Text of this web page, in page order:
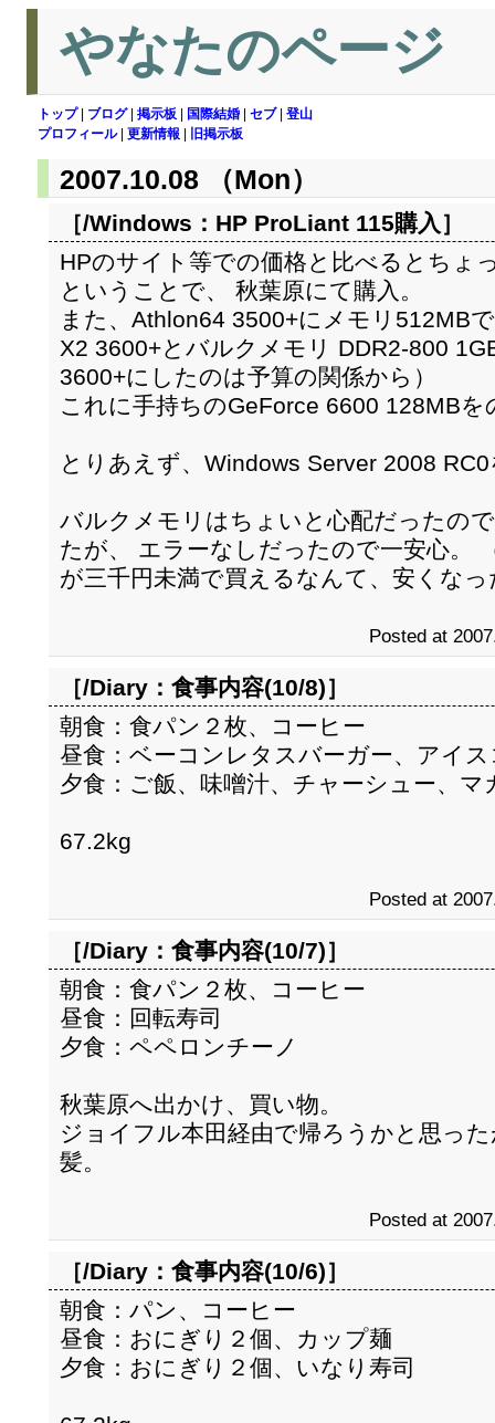
やなたのページ
トップ| ブログ| 掲示板 国際結婚 セブ| 登山
プロフィール| 更新情報 旧掲示板
2007.10.08 （Mon）
［/Windows： HP ProLiant 115購入 ］
HPのサイト等での価格と比べるとちょ
ということで、 秋葉原にて購入。
また、Athlon64 3500+にメモリ512MB
X2 3600+とバルクメモリ DDR2-800
3600+にしたのは予算の関係から）
これに手持ちのGeForce 6600 128MB
とりあえず、Windows Server 2008
バルクメモリはちょいと心配だったの
たが、 エラーなしだったので一安心。
が三千円未満で買えるなんて、安くな
Posted at
［/Diary： 食事内容(10/8)］
朝食：食パン２枚、コーヒー
昼食：ベーコンレタスバーガー、アイ
夕食：ご飯、味噌汁、チャーシュー、
67.2kg
Posted at
［/Diary： 食事内容(10/7)］
朝食：食パン２枚、コーヒー
昼食：回転寿司
夕食：ペペロンチーノ
秋葉原へ出かけ、買い物。
ジョイフル本田経由で帰ろうかと思っ
髪。
Posted at
［/Diary： 食事内容(10/6)］
朝食：パン、コーヒー
昼食：おにぎり２個、カップ麺
夕食：おにぎり２個、いなり寿司